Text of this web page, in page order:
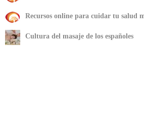
minerales
Recursos online para cuidar tu salud
rendimiento deportivo
Cultura del masaje de los españoles